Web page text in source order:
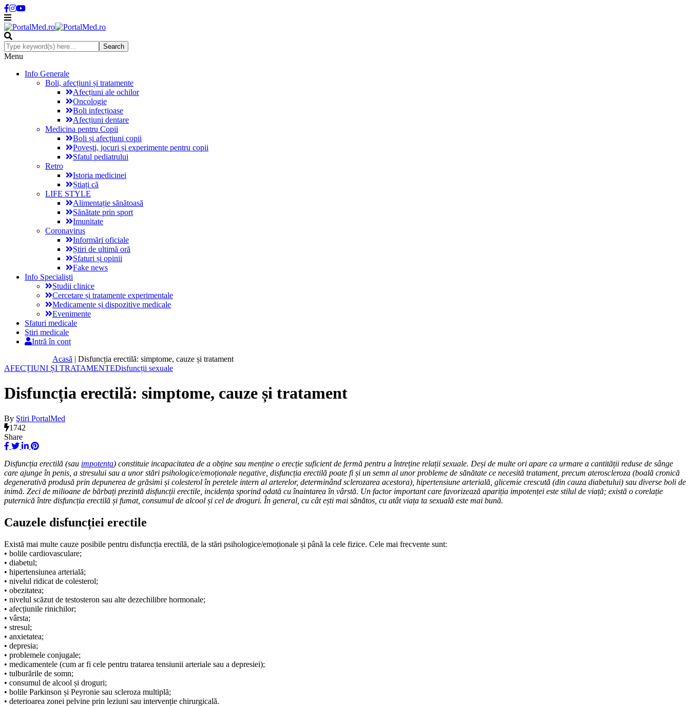
Menu
Info Generale
Boli, afecțiuni și tratamente
Afecțiuni ale ochilor
Oncologie
Boli infecțioase
Afecțiuni dentare
Medicina pentru Copii
Boli și afecțiuni copii
Povești, jocuri și experimente pentru copii
Sfatul pediatrului
Retro
Istoria medicinei
Știați că
LIFE STYLE
Alimentație sănătoasă
Sănătate prin sport
Imunitate
Coronavirus
Informări oficiale
Știri de ultimă oră
Sfaturi și opinii
Fake news
Info Specialişti
Studii clinice
Cercetare și tratamente experimentale
Medicamente și dispozitive medicale
Evenimente
Sfaturi medicale
Ştiri medicale
Intră în cont
Acasă | Disfuncția erectilă: simptome, cauze și tratament
AFECȚIUNI ȘI TRATAMENTEDisfuncții sexuale
Disfuncția erectilă: simptome, cauze și tratament
By Ştiri PortalMed
1742
Share
Disfuncția erectilă (sau impotența) constituie incapacitatea de a obține sau menține o erecție suficient de fermă pentru a întreține relații sexuale. Deși de multe ori apare ca urmare a cantității reduse de sânge
care ajunge în penis, a stresului sau a unor stări psihologice/emoționale negative, disfuncția erectilă poate fi și un semn al unor probleme de sănătate ce necesită tratament, precum ateroscleroza (boală cronică
degenerativă produsă prin depunerea de grăsimi și colesterol în peretele intern al arterelor, determinând sclerozarea acestora), hipertensiune arterială, glicemie crescută (din cauza diabetului) sau diverse boli de
inimă. Zeci de milioane de bărbați prezintă disfuncții erectile, incidența sporind odată cu înaintarea în vârstă. Un factor important care favorizează apariția impotenței este stilul de viață; există o corelație
puternică între disfuncția erectilă și fumat, consumul de alcool și cel de droguri. În general, cu cât ești mai sănătos, cu atât viața ta sexuală este mai bună.
Cauzele disfuncției erectile
Există mai multe cauze posibile pentru disfuncția erectilă, de la stări psihologice/emoționale și până la cele fizice. Cele mai frecvente sunt:
• bolile cardiovasculare;
• diabetul;
• hipertensiunea arterială;
• nivelul ridicat de colesterol;
• obezitatea;
• nivelul scăzut de testosteron sau alte dezechilibre hormonale;
• afecțiunile rinichilor;
• vârsta;
• stresul;
• anxietatea;
• depresia;
• problemele conjugale;
• medicamentele (cum ar fi cele pentru tratarea tensiunii arteriale sau a depresiei);
• tulburările de somn;
• consumul de alcool și droguri;
• bolile Parkinson și Peyronie sau scleroza multiplă;
• deterioarea zonei pelvine prin leziuni sau intervenție chirurgicală.